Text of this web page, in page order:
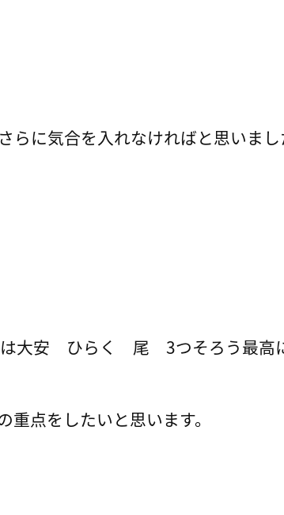
らに気合を入れなければと思いま
大安 ひらく 尾 3つそろう最高
点をしたいと思います。